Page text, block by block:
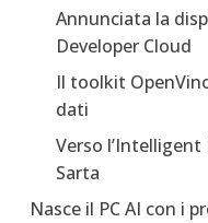
Annunciata la
Developer Cloud
Il toolkit
dati
Verso l’Intelligent
Sarta
Nasce il PC AI con i